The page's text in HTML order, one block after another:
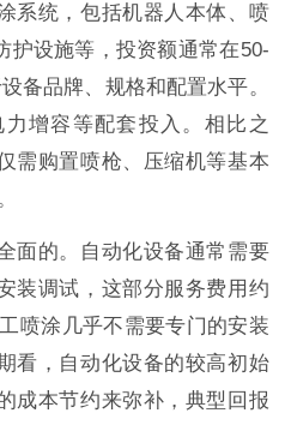
系统，包括机器人本体、喷
护设施等，投资额通常在50-
备品牌、规格和配置水平。
增容等配套投入。相比之
需购置喷枪、压缩机等基本
面的。自动化设备通常需要
装调试，这部分服务费用约
喷涂几乎不需要专门的安装
看，自动化设备的较高初始
成本节约来弥补，典型回报